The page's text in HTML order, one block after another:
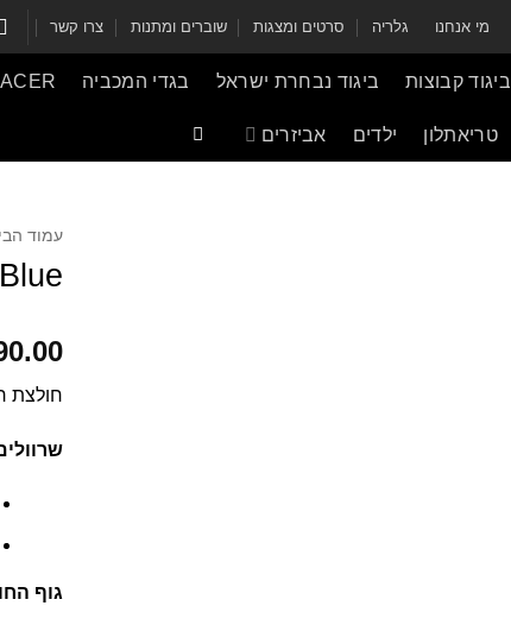
מי אנחנו גלריה סרטים ומצגות שוברים ומתנות צרו קשר
ביגוד קבוצות ביגוד נבחרת ישראל בגדי המכביה
טריאתלון ילדים אביזרים
עמוד
חולצת
גוף